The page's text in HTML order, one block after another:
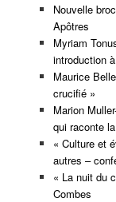
Nouvelle
Apôtres
Myriam
introduction
Maurice
crucifié »
Marion
qui raconte
« Culture et
autres –
« La nuit du
Combes